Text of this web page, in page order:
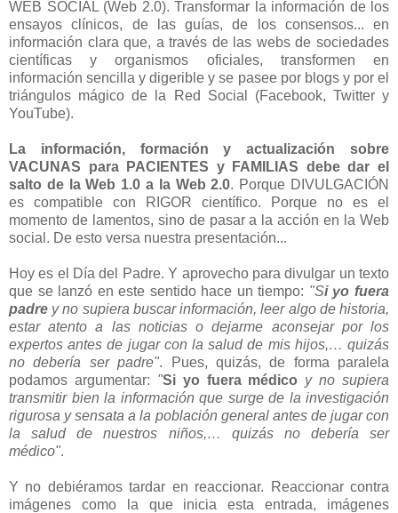
WEB SOCIAL (Web 2.0). Transformar la información de los
ensayos clínicos, de las guías, de los consensos... en
información clara que, a través de las webs de sociedades
científicas y organismos oficiales, transformen en
información sencilla y digerible y se pasee por blogs y por el
triángulos mágico de la Red Social (Facebook, Twitter y
YouTube).
La información, formación y actualización sobre
VACUNAS para PACIENTES y FAMILIAS debe dar el
salto de la Web 1.0 a la Web 2.0. Porque DIVULGACIÓN
es compatible con RIGOR científico. Porque no es el
momento de lamentos, sino de pasar a la acción en la Web
social. De esto versa nuestra presentación...
Hoy es el Día del Padre. Y aprovecho para divulgar un texto
que se lanzó en este sentido hace un tiempo: "Si yo fuera
padre y no supiera buscar información, leer algo de historia,
estar atento a las noticias o dejarme aconsejar por los
expertos antes de jugar con la salud de mis hijos,… quizás
no debería ser padre". Pues, quizás, de forma paralela
podamos argumentar: "Si yo fuera médico y no supiera
transmitir bien la información que surge de la investigación
rigurosa y sensata a la población general antes de jugar con
la salud de nuestros niños,… quizás no debería ser
médico".
Y no debiéramos tardar en reaccionar. Reaccionar contra
imágenes como la que inicia esta entrada, imágenes